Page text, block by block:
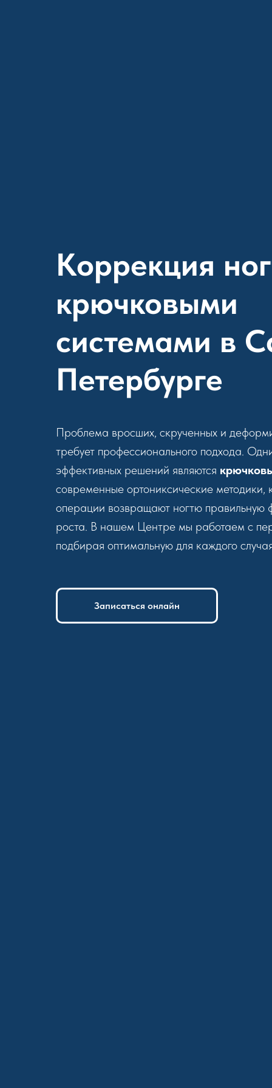
Коррекция
крючковыми
системами в
Петербурге
Проблема вросших, скрученных и
требует профессионального подхода.
эффективных решений являются
современные ортониксические
операции возвращают ногтю правильную
роста. В нашем Центре мы работаем с
подбирая оптимальную для каждого
Записаться онлайн